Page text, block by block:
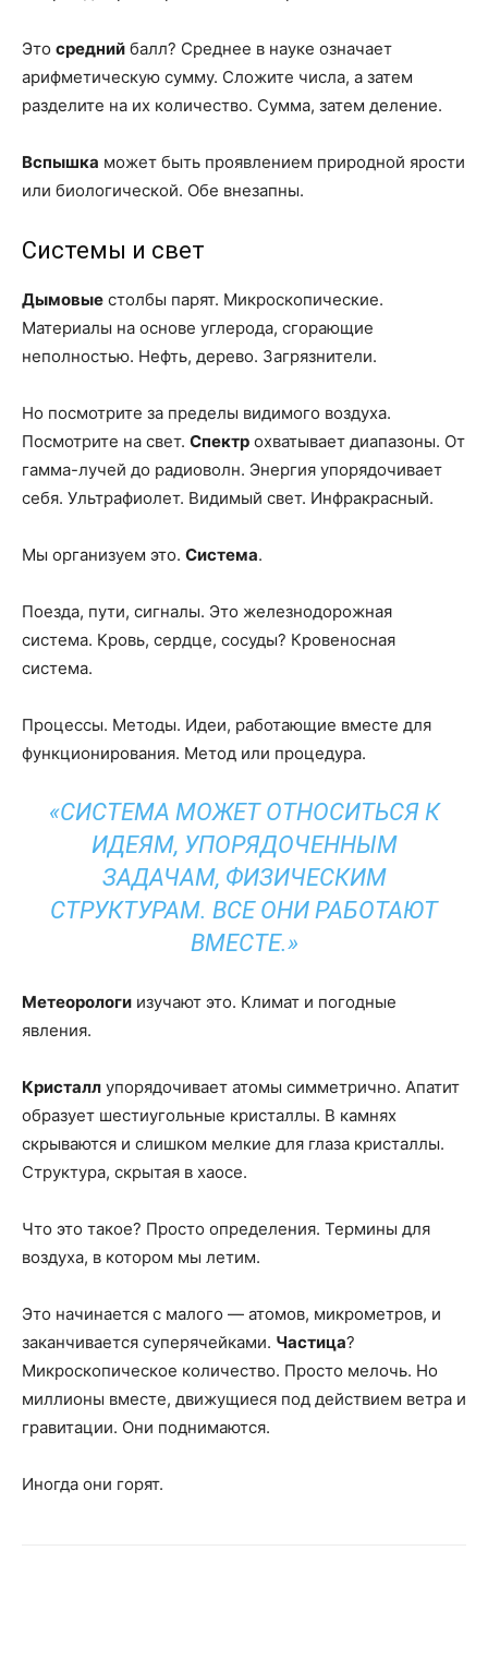
Это средний балл? Среднее в науке означает
арифметическую сумму. Сложите числа, а затем
разделите на их количество. Сумма, затем деление.
Вспышка может быть проявлением природной ярости
или биологической. Обе внезапны.
Системы и свет
Дымовые столбы парят. Микроскопические.
Материалы на основе углерода, сгорающие
неполностью. Нефть, дерево. Загрязнители.
Но посмотрите за пределы видимого воздуха.
Посмотрите на свет. Спектр охватывает диапазоны. От
гамма-лучей до радиоволн. Энергия упорядочивает
себя. Ультрафиолет. Видимый свет. Инфракрасный.
Мы организуем это. Система.
Поезда, пути, сигналы. Это железнодорожная
система. Кровь, сердце, сосуды? Кровеносная
система.
Процессы. Методы. Идеи, работающие вместе для
функционирования. Метод или процедура.
«СИСТЕМА МОЖЕТ ОТНОСИТЬСЯ К
ИДЕЯМ, УПОРЯДОЧЕННЫМ
ЗАДАЧАМ, ФИЗИЧЕСКИМ
СТРУКТУРАМ. ВСЕ ОНИ РАБОТАЮТ
ВМЕСТЕ.»
Метеорологи изучают это. Климат и погодные
явления.
Кристалл упорядочивает атомы симметрично. Апатит
образует шестиугольные кристаллы. В камнях
скрываются и слишком мелкие для глаза кристаллы.
Структура, скрытая в хаосе.
Что это такое? Просто определения. Термины для
воздуха, в котором мы летим.
Это начинается с малого — атомов, микрометров, и
заканчивается суперячейками. Частица?
Микроскопическое количество. Просто мелочь. Но
миллионы вместе, движущиеся под действием ветра и
гравитации. Они поднимаются.
Иногда они горят.